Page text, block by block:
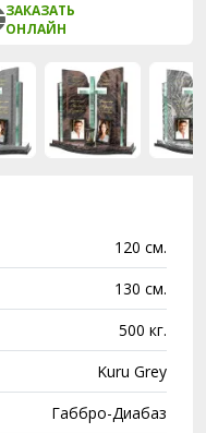
ЗАКАЗАТЬ
ОНЛАЙН
120 см.
130 см.
500 кг.
Kuru Grey
Габбро-Диабаз